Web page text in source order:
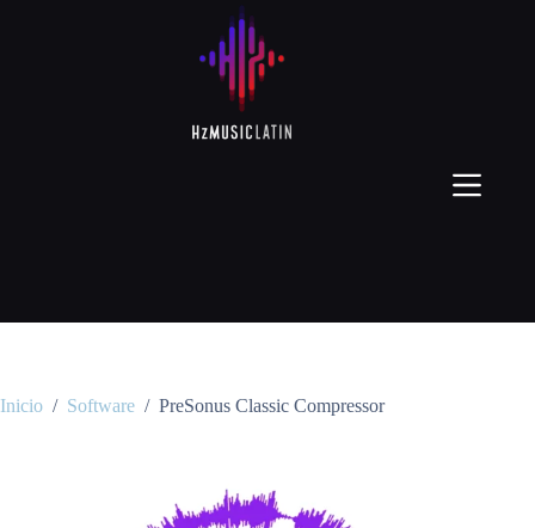
Inicio / Software / PreSonus Classic Compressor